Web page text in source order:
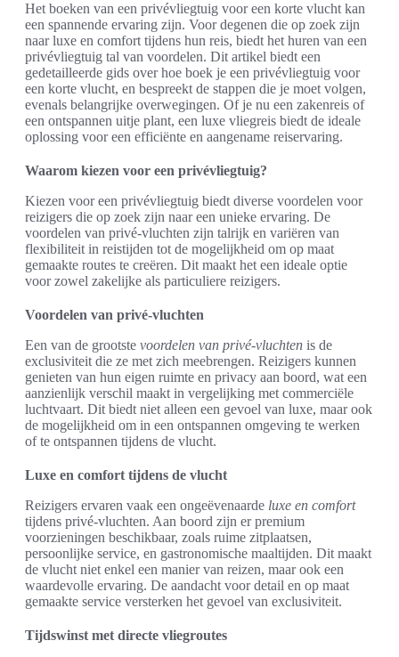
Het boeken van een privévliegtuig voor een korte vlucht kan
een spannende ervaring zijn. Voor degenen die op zoek zijn
naar luxe en comfort tijdens hun reis, biedt het huren van een
privévliegtuig tal van voordelen. Dit artikel biedt een
gedetailleerde gids over hoe boek je een privévliegtuig voor
een korte vlucht, en bespreekt de stappen die je moet volgen,
evenals belangrijke overwegingen. Of je nu een zakenreis of
een ontspannen uitje plant, een luxe vliegreis biedt de ideale
oplossing voor een efficiënte en aangename reiservaring.
Waarom kiezen voor een privévliegtuig?
Kiezen voor een privévliegtuig biedt diverse voordelen voor
reizigers die op zoek zijn naar een unieke ervaring. De
voordelen van privé-vluchten zijn talrijk en variëren van
flexibiliteit in reistijden tot de mogelijkheid om op maat
gemaakte routes te creëren. Dit maakt het een ideale optie
voor zowel zakelijke als particuliere reizigers.
Voordelen van privé-vluchten
Een van de grootste voordelen van privé-vluchten is de
exclusiviteit die ze met zich meebrengen. Reizigers kunnen
genieten van hun eigen ruimte en privacy aan boord, wat een
aanzienlijk verschil maakt in vergelijking met commerciële
luchtvaart. Dit biedt niet alleen een gevoel van luxe, maar ook
de mogelijkheid om in een ontspannen omgeving te werken
of te ontspannen tijdens de vlucht.
Luxe en comfort tijdens de vlucht
Reizigers ervaren vaak een ongeëvenaarde luxe en comfort
tijdens privé-vluchten. Aan boord zijn er premium
voorzieningen beschikbaar, zoals ruime zitplaatsen,
persoonlijke service, en gastronomische maaltijden. Dit maakt
de vlucht niet enkel een manier van reizen, maar ook een
waardevolle ervaring. De aandacht voor detail en op maat
gemaakte service versterken het gevoel van exclusiviteit.
Tijdswinst met directe vliegroutes